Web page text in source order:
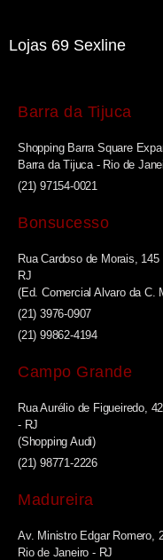
Lojas 69 Sexline
Barra da Tijuca
Shopping Barra Square
Barra da Tijuca - Rio de
(21) 97154-0021
Bonsucesso
Rua Cardoso de Morais,
RJ
(Ed. Comercial Alvaro da C.
(21) 3976-0907
(21) 99862-4194
Campo Grande
Rua Aurélio de Figueiredo,
- RJ
(Shopping Audi)
(21) 98771-2226
Madureira
Av. Ministro Edgar Romero,
Rio de Janeiro - RJ